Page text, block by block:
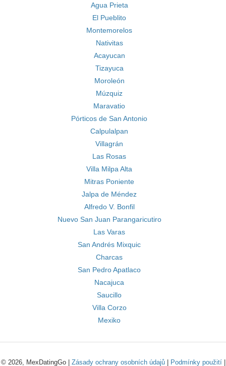
Agua Prieta
El Pueblito
Montemorelos
Nativitas
Acayucan
Tizayuca
Moroleón
Múzquiz
Maravatio
Pórticos de San Antonio
Calpulalpan
Villagrán
Las Rosas
Villa Milpa Alta
Mitras Poniente
Jalpa de Méndez
Alfredo V. Bonfil
Nuevo San Juan Parangaricutiro
Las Varas
San Andrés Mixquic
Charcas
San Pedro Apatlaco
Nacajuca
Saucillo
Villa Corzo
Mexiko
© 2026, MexDatingGo | Zásady ochrany osobních údajů| Podmínky použití|